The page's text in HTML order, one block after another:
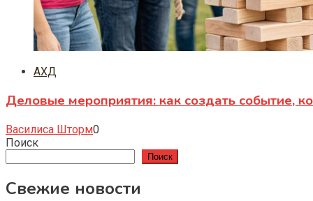
АХД
Деловые мероприятия: как создать событие,
Василиса Шторм0
Поиск
Поиск
Свежие новости